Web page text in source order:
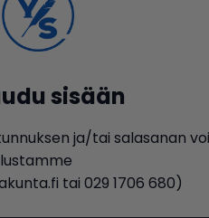
sisään
ja/tai salasanan
tai 029 1706 680)